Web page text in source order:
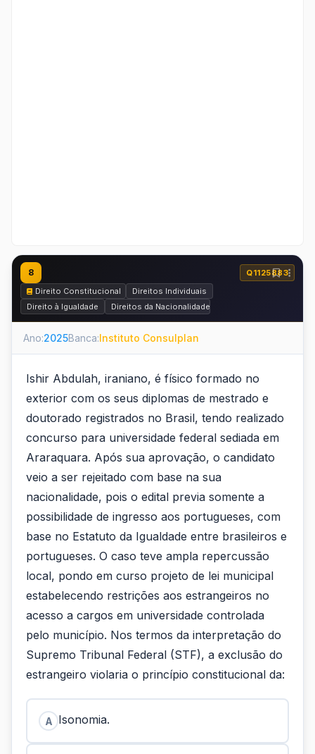
8
Q1125883
Direito Constitucional
Direitos Individuais
Direito à Igualdade
Direitos da Nacionalidade
Ano:2025Banca:Instituto Consulplan
Ishir Abdulah, iraniano, é físico formado no
exterior com os seus diplomas de mestrado e
doutorado registrados no Brasil, tendo realizado
concurso para universidade federal sediada em
Araraquara. Após sua aprovação, o candidato
veio a ser rejeitado com base na sua
nacionalidade, pois o edital previa somente a
possibilidade de ingresso aos portugueses, com
base no Estatuto da Igualdade entre brasileiros e
portugueses. O caso teve ampla repercussão
local, pondo em curso projeto de lei municipal
estabelecendo restrições aos estrangeiros no
acesso a cargos em universidade controlada
pelo município. Nos termos da interpretação do
Supremo Tribunal Federal (STF), a exclusão do
estrangeiro violaria o princípio constitucional da:
A Isonomia.